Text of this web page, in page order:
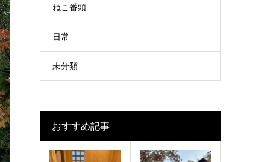
ねこ番頭
日常
未分類
おすすめ記事